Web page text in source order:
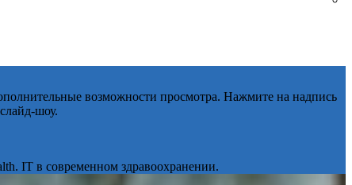
возможности просмотра. Нажмите на надпись
шоу.
IT в современном здравоохранении.